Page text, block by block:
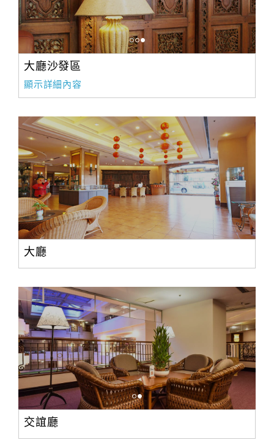
大廳沙發區
顯示詳細內容
大廳
交誼廳